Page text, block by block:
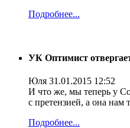
Подробнее...
УК Оптимист
Юля 31.01.2015 12:52
И что же, мы теперь у
с претензией, а она нам
Подробнее...